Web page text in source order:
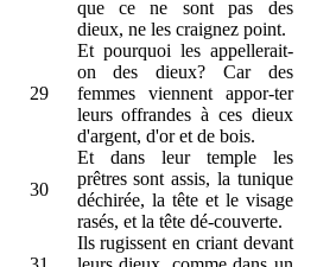
que ce ne sont pas des
dieux, ne les craignez point.
29
Et pourquoi les appellerait-
on des dieux? Car des
femmes viennent appor-ter
leurs offrandes à ces dieux
d'argent, d'or et de bois.
30
Et dans leur temple les
prêtres sont assis, la tunique
déchirée, la tête et le visage
rasés, et la tête dé-couverte.
Ils rugissent en criant devant